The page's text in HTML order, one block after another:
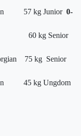
57 kg Junior 0-
60 kg Senior
75 kg Senior
45 kg Ungdom